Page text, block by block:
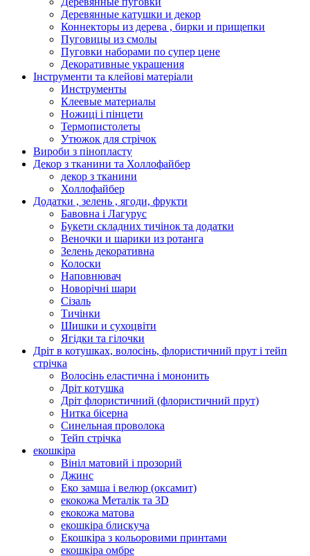
Деревянные катушки и декор
Коннекторы из дерева , бирки и прищепки
Пуговицы из смолы
Пуговки наборами по супер цене
Декоративные украшения
Інструменти та клейові матеріали
Инструменты
Клеевые материалы
Ножиці і пінцети
Термопистолеты
Утюжок для стрічок
Вироби з пінопласту
Декор з тканини та Холлофайбер
декор з тканини
Холлофайбер
Додатки , зелень , ягоди, фрукти
Бавовна і Лагурус
Букети складних тичінок та додатки
Веночки и шарики из ротанга
Зелень декоративна
Колоски
Наповнювач
Новорічні шари
Сізаль
Тичінки
Шишки и сухоцвіти
Ягідки та гілочки
Дріт в котушках, волосінь, флористичний прут і тейп
стрічка
Волосінь еластична і мононить
Дріт котушка
Дріт флористичний (флористичний прут)
Нитка бісерна
Синельная проволока
Тейп стрічка
екошкіра
Вініл матовий і прозорий
Джинс
Еко замша і велюр (оксамит)
екокожа Металік та 3D
екокожа матова
екошкіра блискуча
Екошкіра з кольоровими принтами
екошкіра омбре